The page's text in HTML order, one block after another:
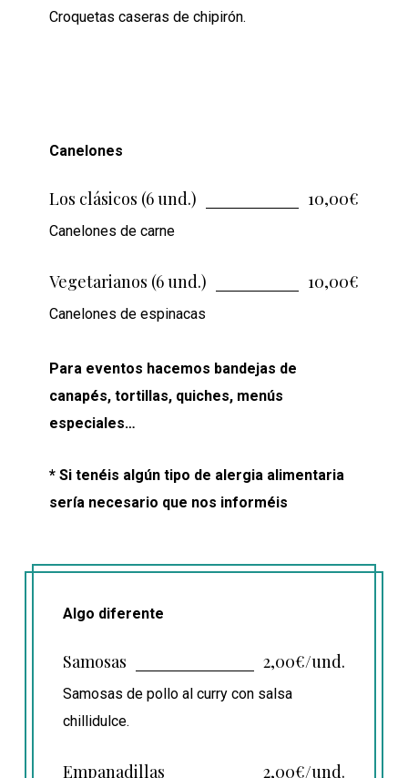
Croquetas caseras de chipirón.
Canelones
Los clásicos (6 und.) 10,00€
Canelones de carne
Vegetarianos (6 und.) 10,00€
Canelones de espinacas
Para eventos hacemos bandejas de
canapés, tortillas, quiches, menús
especiales…
* Si tenéis algún tipo de alergia alimentaria
sería necesario que nos informéis
Algo diferente
Samosas 2,00€/und.
Samosas de pollo al curry con salsa
chillidulce.
Empanadillas 2,00€/und.